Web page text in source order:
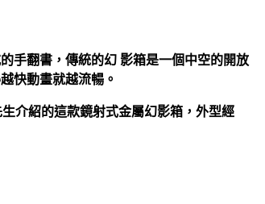
手翻書，傳統的幻 影箱是一個中空的開放
快動畫就越流暢。
介紹的這款鏡射式金屬幻影箱，外型經